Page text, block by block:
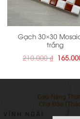
Gạch 30×30
trắng
210.000₫ Giá
gốc